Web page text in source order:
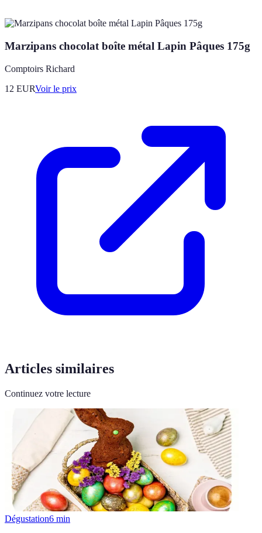
Marzipans chocolat boîte métal Lapin Pâques 175g
Comptoirs Richard
12 EURVoir le prix
Articles similaires
Continuez votre lecture
Dégustation6 min